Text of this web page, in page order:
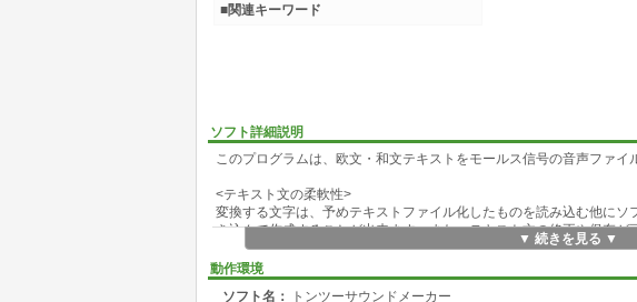
ソフト詳細説明
このプログラムは、欧文・和文テキストをモールス信号の音声ファイ
<テキスト文の柔軟性>
変換する文字は、予めテキストファイル化したものを読み込む他に
き込んで作成することが出来ます。また、テキスト文の修正や保存が
<2種類の音声ファイルフォーマット>
変換できる音声ファイルは、WaveとMidiに対応しています。モール
▼ 続きを見る ▼
動作環境
ソフト名：
トンツーサウンドメーカー
■関連キーワード